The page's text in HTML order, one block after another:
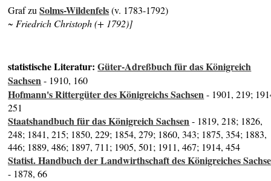
Graf zuSolms-Wildenfels(v. 1783-1792)
~ Friedrich Christoph (+ 1792)]
statistische Literatur:Güter-Adreßbuch für das Königreich
Sachsen- 1910, 160
Hofmann's Rittergüter des Königreichs Sachsen- 1901, 219;
251
Staatshandbuch für das Königreich Sachsen- 1819, 218; 1826,
248; 1841, 215; 1850, 229; 1854, 279; 1860, 343; 1875, 354; 1883,
446; 1889, 486; 1897, 711; 1905, 501; 1911, 467; 1914, 454
Statist. Handbuch der Landwirthschaft des Königreiches
- 1878, 66